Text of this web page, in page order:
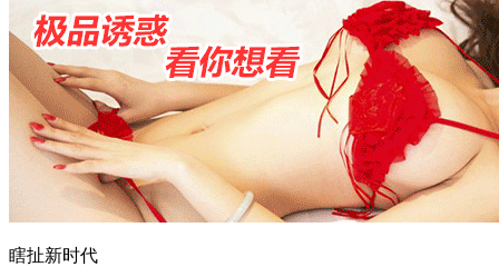
瞎扯新时代